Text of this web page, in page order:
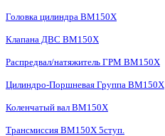
Головка цилиндра BM150X
Клапана ДВС BM150X
Распредвал/натяжитель ГРМ BM150X
Цилиндро-Поршневая Группа BM150X
Коленчатый вал BM150X
Трансмиссия BM150X 5ступ.